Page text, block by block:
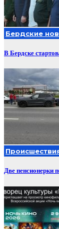
Бердские
В Бердске
Две пенсионерки